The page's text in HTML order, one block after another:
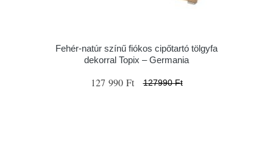
Fehér-natúr színű fiókos cipőtartó tölgyfa
dekorral Topix – Germania
127 990 Ft 127990 Ft